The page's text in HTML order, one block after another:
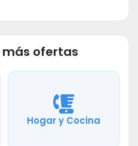
ofertas
Hogar y Cocina